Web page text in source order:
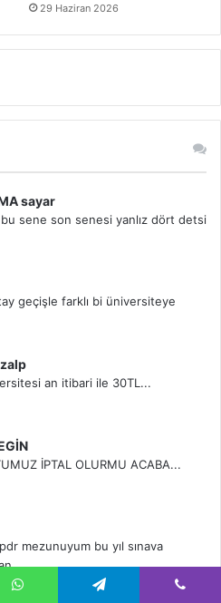
29 Haziran 2026
sayar
bu sene son senesi yanlız dört detsi
geçişle farklı bi üniversiteye
an itibari ile 30TL...
İPTAL OLURMU ACABA...
mezunuyum bu yıl sınava